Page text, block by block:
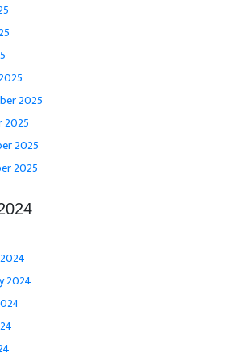
2025
2025
2025
2025
2024